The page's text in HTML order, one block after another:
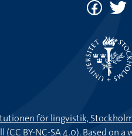
för lingvistik,
BY-NC-SA 4.0).Based on a